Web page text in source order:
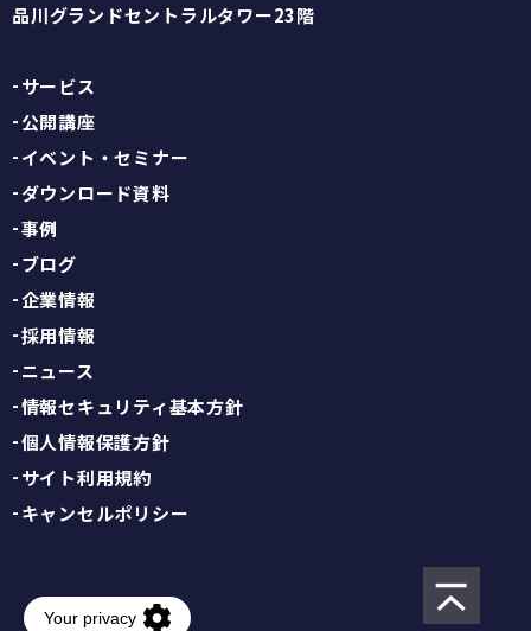
品川グランドセントラルタワー23階
サービス
公開講座
イベント・セミナー
ダウンロード資料
事例
ブログ
企業情報
採用情報
ニュース
情報セキュリティ基本方針
個人情報保護方針
サイト利用規約
キャンセルポリシー